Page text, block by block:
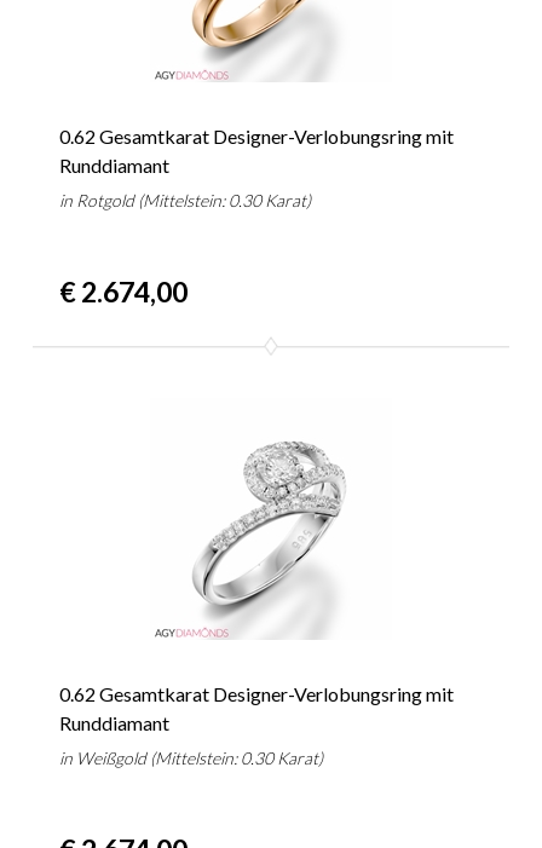
0.62 Gesamtkarat Designer-Verlobungsring mit
Runddiamant
in Rotgold (Mittelstein: 0.30 Karat)
€ 2.674,00
0.62 Gesamtkarat Designer-Verlobungsring mit
Runddiamant
in Weißgold (Mittelstein: 0.30 Karat)